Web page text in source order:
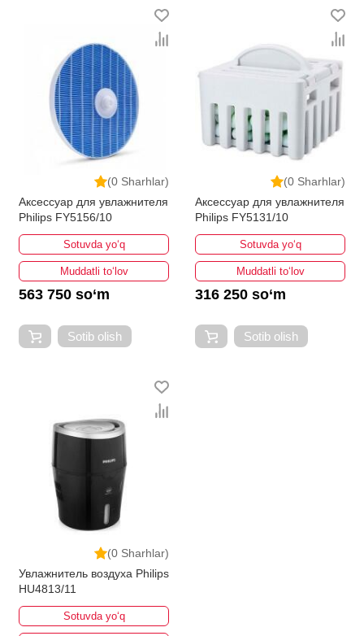
(0 Sharhlar)
Аксессуар для увлажнителя
Philips FY5156/10
Sotuvda yo‘q
Muddatli to‘lov
563 750 so‘m
Sotib olish
(0 Sharhlar)
Аксессуар для увлажнителя
Philips FY5131/10
Sotuvda yo‘q
Muddatli to‘lov
316 250 so‘m
Sotib olish
(0 Sharhlar)
Увлажнитель воздуха Philips
HU4813/11
Sotuvda yo‘q